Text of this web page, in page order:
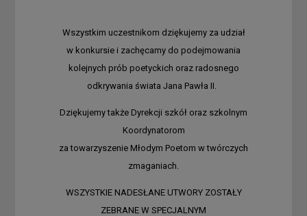
Wszystkim uczestnikom dziękujemy za udział
w konkursie i zachęcamy do podejmowania
kolejnych prób poetyckich oraz radosnego
odkrywania świata Jana Pawła II.
Dziękujemy także Dyrekcji szkół oraz szkolnym
Koordynatorom
za towarzyszenie Młodym Poetom w twórczych
zmaganiach.
WSZYSTKIE NADESŁANE UTWORY ZOSTAŁY
ZEBRANE W SPECJALNYM